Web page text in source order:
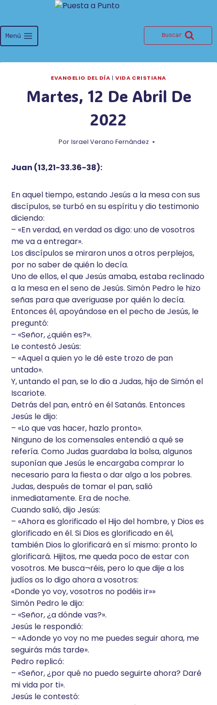
contenido
Menú Buscar
EVANGELIO DEL DÍA |VIDA CRISTIANA
Martes, 12 De Abril De
2022
Por Israel Verano Fernández
Juan (13,21-33.36-38):
En aquel tiempo, estando Jesús a la mesa con sus
discípulos, se turbó en su espíritu y dio testimonio
diciendo:
– «En verdad, en verdad os digo: uno de vosotros
me va a entregar».
Los discípulos se miraron unos a otros perplejos,
por no saber de quién lo decía.
Uno de ellos, el que Jesús amaba, estaba reclinado
a la mesa en el seno de Jesús. Simón Pedro le hizo
señas para que averiguase por quién lo decía.
Entonces él, apoyándose en el pecho de Jesús, le
preguntó:
– «Señor, ¿quién es?».
Le contestó Jesús:
– «Aquel a quien yo le dé este trozo de pan
untado».
Y, untando el pan, se lo dio a Judas, hijo de Simón el
Iscariote.
Detrás del pan, entró en él Satanás. Entonces
Jesús le dijo:
– «Lo que vas hacer, hazlo pronto».
Ninguno de los comensales entendió a qué se
refería. Como Judas guardaba la bolsa, algunos
suponían que Jesús le encargaba comprar lo
necesario para la fiesta o dar algo a los pobres.
Judas, después de tomar el pan, salió
inmediatamente. Era de noche.
Cuando salió, dijo Jesús:
– «Ahora es glorificado el Hijo del hombre, y Dios es
glorificado en él. Si Dios es glorificado en él,
también Dios lo glorificará en sí mismo: pronto lo
glorificará. Hijitos, me queda poco de estar con
vosotros. Me busca¬réis, pero lo que dije a los
judíos os lo digo ahora a vosotros:
«Donde yo voy, vosotros no podéis ir»»
Simón Pedro le dijo:
– «Señor, ¿a dónde vas?».
Jesús le respondió:
– «Adonde yo voy no me puedes seguir ahora, me
seguirás más tarde».
Pedro replicó:
– «Señor, ¿por qué no puedo seguirte ahora? Daré
mi vida por ti».
Jesús le contestó: